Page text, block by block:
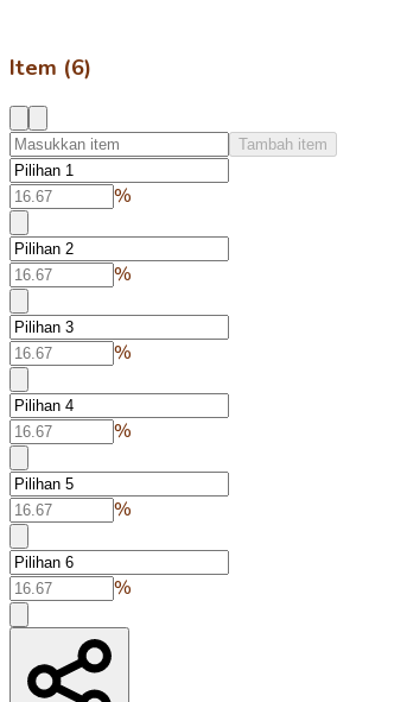
Item (6)
Tambah item
%
%
%
%
%
%